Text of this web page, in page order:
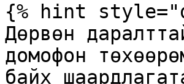
{% hint
Дөрвөн
домофон
байх